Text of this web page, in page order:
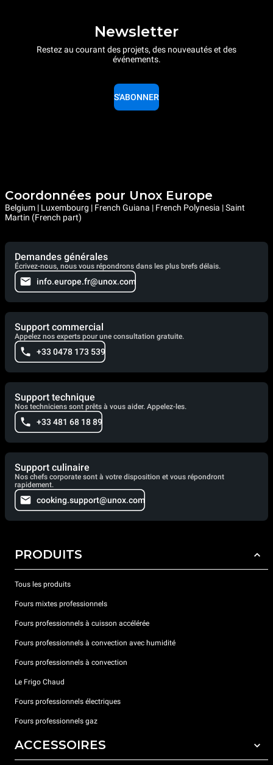
Newsletter
Restez au courant des projets, des nouveautés et des
événements.
S'ABONNER
Coordonnées pour Unox Europe
Belgium | Luxembourg | French Guiana | French Polynesia | Saint
Martin (French part)
Demandes générales
Écrivez-nous, nous vous répondrons dans les plus brefs délais.
info.europe.fr@unox.com
Support commercial
Appelez nos experts pour une consultation gratuite.
+33 0478 173 539
Support technique
Nos techniciens sont prêts à vous aider. Appelez-les.
+33 481 68 18 89
Support culinaire
Nos chefs corporate sont à votre disposition et vous répondront
rapidement.
cooking.support@unox.com
PRODUITS
Tous les produits
Fours mixtes professionnels
Fours professionnels à cuisson accélérée
Fours professionnels à convection avec humidité
Fours professionnels à convection
Le Frigo Chaud
Fours professionnels électriques
Fours professionnels gaz
ACCESSOIRES